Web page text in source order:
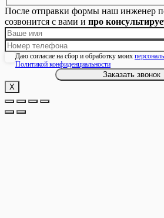
После отправки формы наш инженер
созвонится с вами и про
Даю согласие на сбор и обработку моих
Политикой конфиденциальности
Х